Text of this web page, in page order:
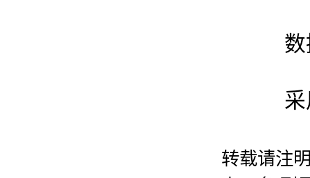
数据
采用
转载请注